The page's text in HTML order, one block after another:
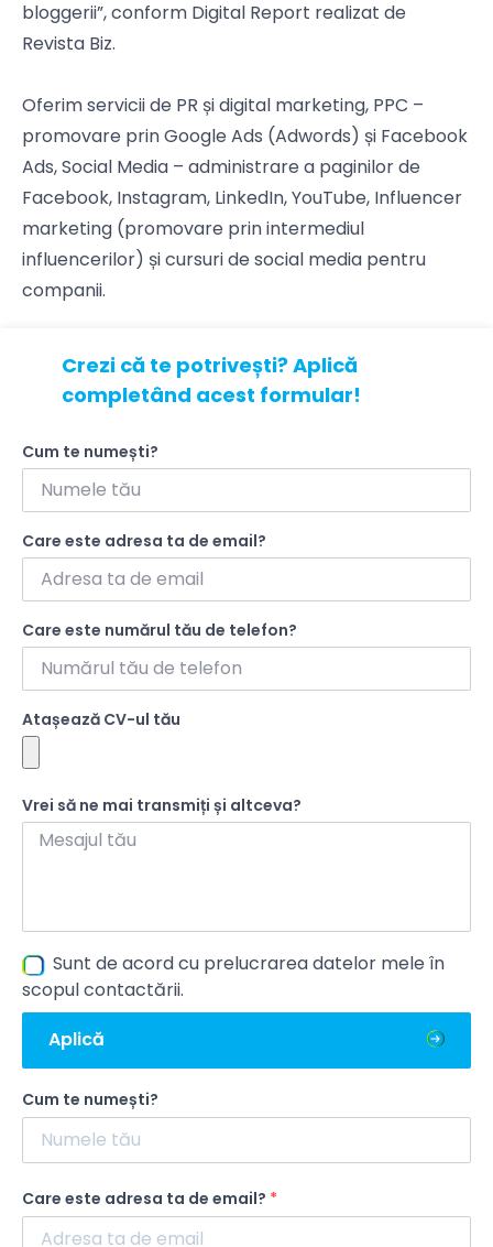
bloggerii”, conform Digital Report realizat de
Revista Biz.
Oferim servicii de PR și digital marketing, PPC –
promovare prin Google Ads (Adwords) și Facebook
Ads, Social Media – administrare a paginilor de
Facebook, Instagram, LinkedIn, YouTube, Influencer
marketing (promovare prin intermediul
influencerilor) și cursuri de social media pentru
companii.
Crezi că te potrivești? Aplică
completând acest formular!
Cum te numești?
Care este adresa ta de email?
Care este numărul tău de telefon?
Atașează CV-ul tău
Vrei să ne mai transmiți și altceva?
Sunt de acord cu prelucrarea datelor mele în
scopul contactării.
Aplică
Cum te numești?
Care este adresa ta de email?